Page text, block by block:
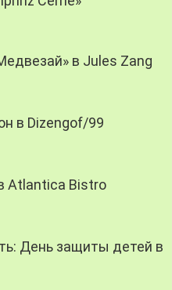
в Jules Zang
в Dizengof/99
Atlantica Bistro
День защиты детей в